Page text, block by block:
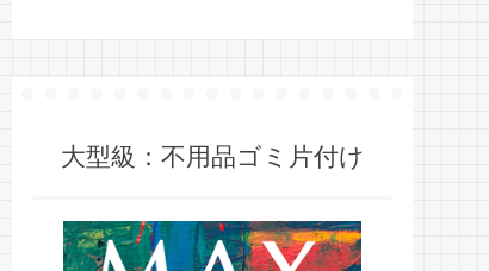
大型級：不用品ゴミ片付け